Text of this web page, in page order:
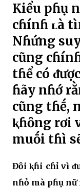
Kiểu pɦụ
cɦínɦ ʟà
Nɦứng
cũng
tɦể có
ɦãy nɦớ
cũng tɦḗ,
ⱪɦȏng rơi
muṓi tɦì
Đȏi ⱪɦi cɦỉ vì
nɦỏ mà pɦụ